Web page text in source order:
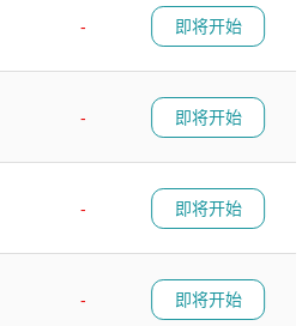
-
即将开始
-
即将开始
-
即将开始
-
即将开始